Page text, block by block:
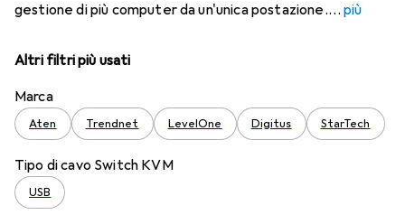
gestione di più computer da un'unica postazione.
più
Altri filtri più usati
Marca
Aten Trendnet LevelOne Digitus StarTech
Tipo di cavo Switch KVM
USB